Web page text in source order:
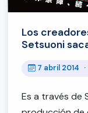
Los
Setsuoni
7 abril 2014 ·
Es a través de